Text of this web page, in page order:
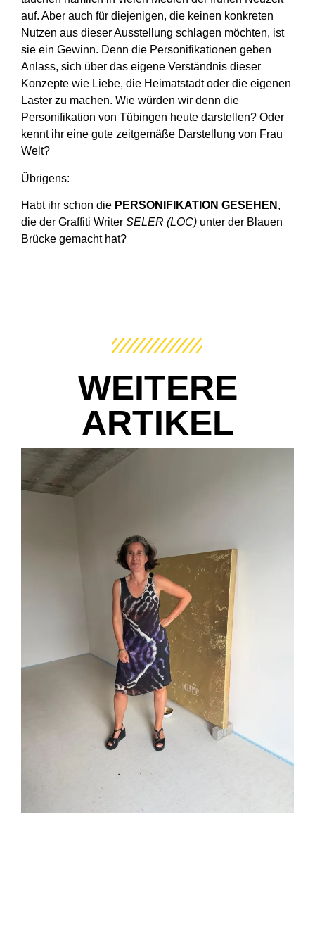
auf. Aber auch für diejenigen, die keinen konkreten
Nutzen aus dieser Ausstellung schlagen möchten, ist
sie ein Gewinn. Denn die Personifikationen geben
Anlass, sich über das eigene Verständnis dieser
Konzepte wie Liebe, die Heimatstadt oder die eigenen
Laster zu machen. Wie würden wir denn die
Personifikation von Tübingen heute darstellen? Oder
kennt ihr eine gute zeitgemäße Darstellung von Frau
Welt?
Übrigens:
Habt ihr schon die PERSONIFIKATION GESEHEN ,
die der Graffiti Writer SELER (LOC) unter der Blauen
Brücke gemacht hat?
WEITERE
ARTIKEL